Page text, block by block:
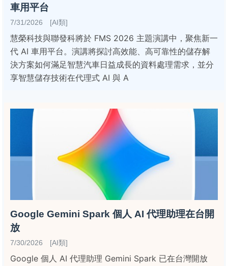
車用平台
7/31/2026 [AI類]
慧榮科技與聯發科將於 FMS 2026 主題演講中，聚焦新一
代 AI 車用平台。演講將探討高效能、高可靠性的儲存解
決方案如何滿足智慧汽車日益成長的資料處理需求，並分
享智慧儲存技術在代理式 AI 與 A
Google Gemini Spark 個人 AI 代理助理在台開
放
7/30/2026 [AI類]
Google 個人 AI 代理助理 Gemini Spark 已在台灣開放